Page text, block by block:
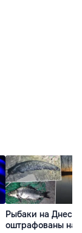
Рыбаки на
оштрафованы на